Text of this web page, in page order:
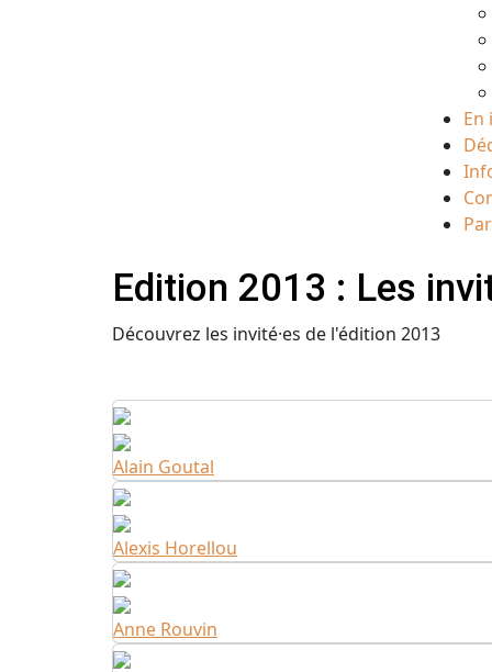
En
Edition 2013 : Les
Découvrez les invité·es de l'édition 2013
Alain Goutal
Alexis Horellou
Anne Rouvin